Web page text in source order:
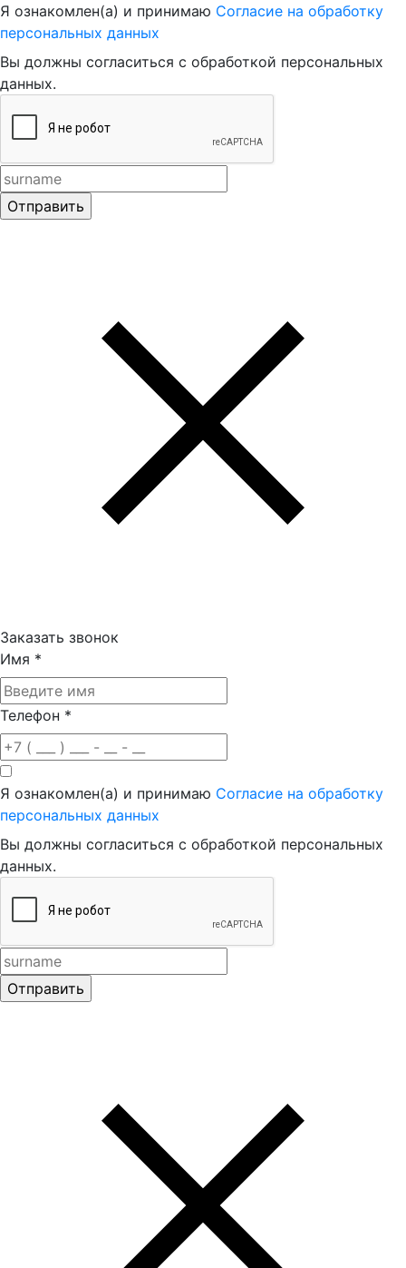
Я ознакомлен(а) и принимаю Согласие на обработку
персональных данных
Вы должны согласиться с обработкой персональных
данных.
Заказать звонок
Имя *
Телефон *
Я ознакомлен(а) и принимаю Согласие на обработку
персональных данных
Вы должны согласиться с обработкой персональных
данных.